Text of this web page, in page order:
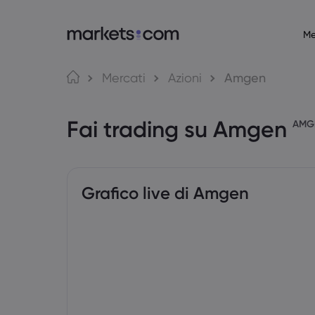
Informazioni su Markets.com
Offerta Globale
Il nostro gruppo
Mercati Azioni Amgen
Fai trading su Amgen
Grafico live di Amgen